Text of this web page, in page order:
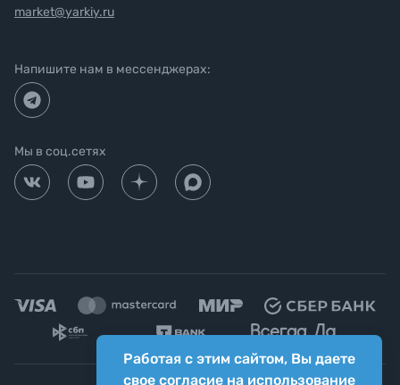
Работая с этим сайтом, Вы даете
свое согласие на использование
market@yarkiy.ru
Напишите нам в мессенджерах:
Мы в соц.сетях